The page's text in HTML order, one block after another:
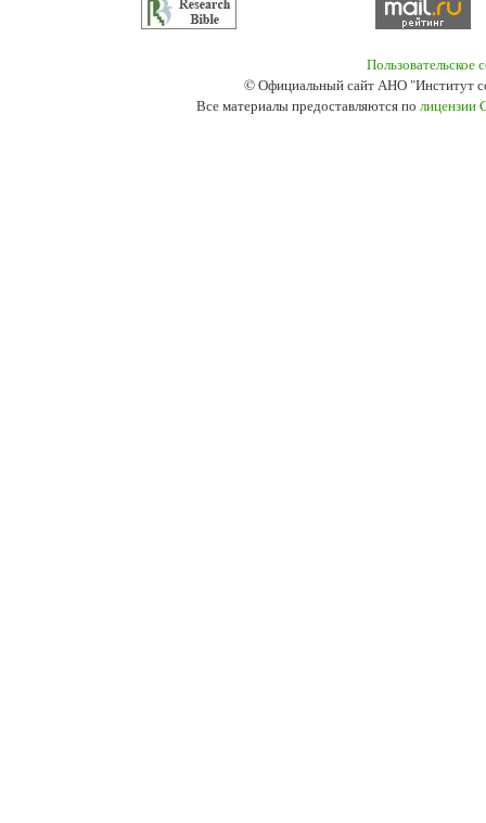
Пользовательское
© Официальный сайт АНО "Институт
Все материалы предоставляются по лицензии